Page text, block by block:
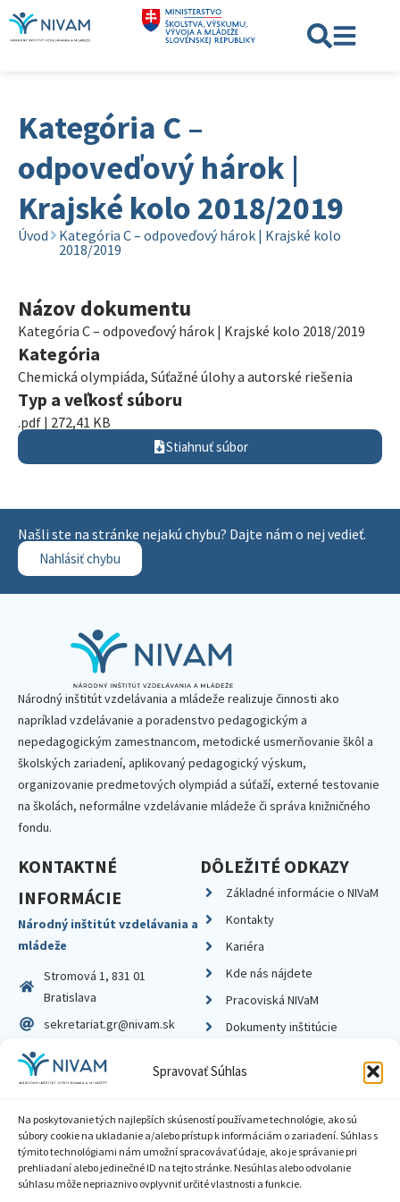
Spravovať Súhlas
Na poskytovanie tých najlepších skúseností používame technológie, ako sú
súbory cookie na ukladanie a/alebo prístup k informáciám o zariadení. Súhlas s
týmito technológiami nám umožní spracovávať údaje, ako je správanie pri
prehliadaní alebo jedinečné ID na tejto stránke. Nesúhlas alebo odvolanie
súhlasu môže nepriaznivo ovplyvniť určité vlastnosti a funkcie.
Kategória C –
odpoveďový hárok |
Krajské kolo 2018/2019
Úvod
Kategória C – odpoveďový hárok | Krajské kolo
2018/2019
Názov dokumentu
Kategória C – odpoveďový hárok | Krajské kolo 2018/2019
Kategória
Chemická olympiáda, Súťažné úlohy a autorské riešenia
Typ a veľkosť súboru
.pdf | 272,41 KB
Stiahnuť súbor
Našli ste na stránke nejakú chybu? Dajte nám o nej vedieť.
Nahlásiť chybu
Národný inštitút vzdelávania a mládeže realizuje činnosti ako
napríklad vzdelávanie a poradenstvo pedagogickým a
nepedagogickým zamestnancom, metodické usmerňovanie škôl a
školských zariadení, aplikovaný pedagogický výskum,
organizovanie predmetových olympiád a súťaží, externé testovanie
na školách, neformálne vzdelávanie mládeže či správa knižničného
fondu.
KONTAKTNÉ
INFORMÁCIE
Národný inštitút vzdelávania a
mládeže
Stromová 1, 831 01
Bratislava
sekretariat.gr@nivam.sk
IČO: 00164348
DIČ: 2020798714
DÔLEŽITÉ ODKAZY
Základné informácie o NIVaM
Kontakty
Kariéra
Kde nás nájdete
Pracoviská NIVaM
Dokumenty inštitúcie
Zásady ochrany súkromia